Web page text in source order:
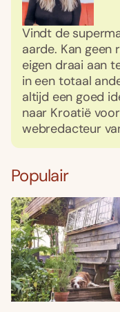
Vindt de
aarde. Kan geen
eigen draai aan
in een totaal
altijd een goed
naar Kroatië
webredacteur
Populair